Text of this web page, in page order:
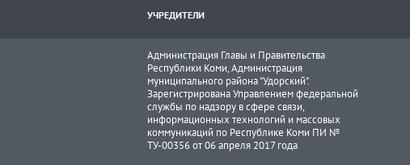
УЧРЕДИТЕЛИ
Администрация Главы и Правительства
Республики Коми, Администрация
муниципального района "Удорский".
Зарегистрирована Управлением федеральной
службы по надзору в сфере связи,
информационных технологий и массовых
коммуникаций по Республике Коми ПИ №
ТУ-00356 от 06 апреля 2017 года